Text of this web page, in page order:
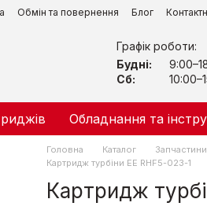
Обмін та повернення Блог
Графік роботи:
Будні:
Сб:
Обладнання та
Головна Каталог Запчастини
Картридж турбіни ЕЕ RHF5-023-1
Картридж